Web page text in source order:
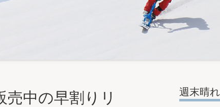
売中の早割りリ
週末晴